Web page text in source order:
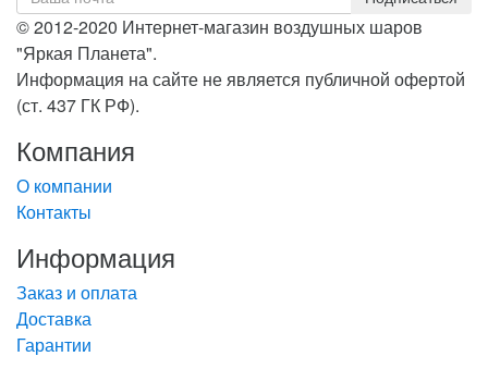
© 2012-2020 Интернет-магазин воздушных шаров
"Яркая Планета".
Информация на сайте не является публичной офертой
(ст. 437 ГК РФ).
Компания
О компании
Контакты
Информация
Заказ и оплата
Доставка
Гарантии